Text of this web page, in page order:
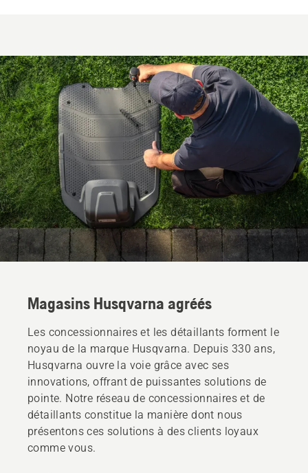
Magasins Husqvarna agréés
Les concessionnaires et les détaillants forment le
noyau de la marque Husqvarna. Depuis 330 ans,
Husqvarna ouvre la voie grâce avec ses
innovations, offrant de puissantes solutions de
pointe. Notre réseau de concessionnaires et de
détaillants constitue la manière dont nous
présentons ces solutions à des clients loyaux
comme vous.